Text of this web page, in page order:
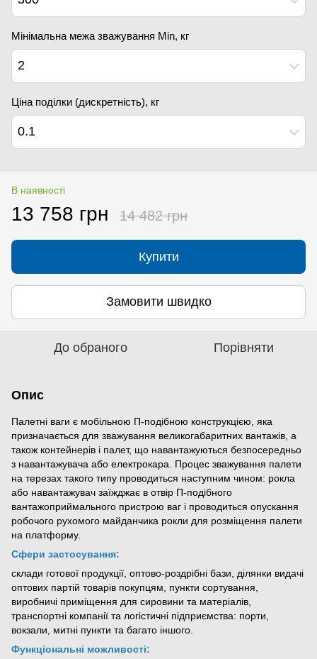
Мінімальна межа зважування Min, кг
2
Ціна поділки (дискретність), кг
0.1
В наявності
13 758 грн 14 482 грн
Купити
Замовити швидко
До обраного Порівняти
Опис
Палетні ваги є мобільною П-подібною конструкцією, яка
призначається для зважування великогабаритних вантажів, а
також контейнерів і палет, що навантажуються безпосередньо
з навантажувача або електрокара. Процес зважування палети
на терезах такого типу проводиться наступним чином: рокла
або навантажувач заїжджає в отвір П-подібного
вантажоприймального пристрою ваг і проводиться опускання
робочого рухомого майданчика рокли для розміщення палети
на платформу.
Сфери застосування:
склади готової продукції, оптово-роздрібні бази, ділянки видачі
оптових партій товарів покупцям, пункти сортування,
виробничі приміщення для сировини та матеріалів,
транспортні компанії та логістичні підприємства: порти,
вокзали, митні пункти та багато іншого.
Функціональні можливості: